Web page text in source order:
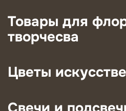
Товары для
творчесва
Цветы